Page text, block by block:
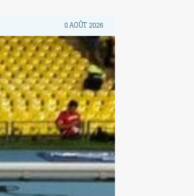
8 AOÛT 2026